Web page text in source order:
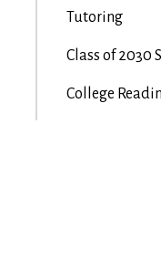
Tutoring
Class of 2030
College